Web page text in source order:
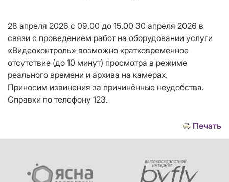
28 апреля 2026 с 09.00 до 15.00 30 апреля 2026 в
связи с проведением работ на оборудовании услуги
«Видеоконтроль» возможно кратковременное
отсутствие (до 10 минут) просмотра в режиме
реального времени и архива на камерах.
Приносим извинения за причинённые неудобства.
Справки по телефону 123.
Печать